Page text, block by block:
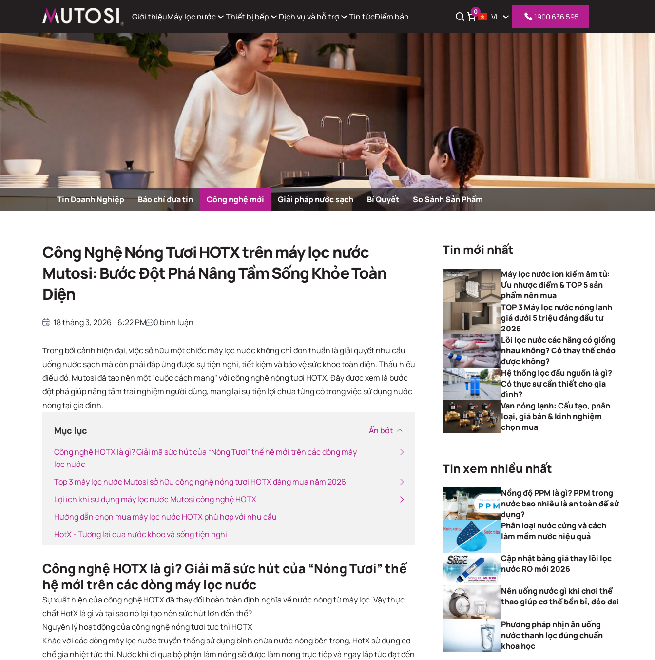
Giới thiệuMáy lọc nước Thiết bị bếp Dịch vụ và hỗ trợ Tin tứcĐiểm bán 0 VI 1900 636 595
Tin Doanh Nghiệp Báo chí đưa tin Công nghệ mới Giải pháp nước sạch Bí Quyết So Sánh Sản Phẩm
Công Nghệ Nóng Tươi HOTX trên máy lọc nước
Mutosi: Bước Đột Phá Nâng Tầm Sống Khỏe Toàn
Diện
18 tháng 3, 2026 6:22 PM 0 bình luận
Trong bối cảnh hiện đại, việc sở hữu một chiếc máy lọc nước không chỉ đơn thuần là giải quyết nhu cầu
uống nước sạch mà còn phải đáp ứng được sự tiện nghi, tiết kiệm và bảo vệ sức khỏe toàn diện. Thấu hiểu
điều đó, Mutosi đã tạo nên một "cuộc cách mạng" với công nghệ nóng tươi HOTX. Đây được xem là bước
đột phá giúp nâng tầm trải nghiệm người dùng, mang lại sự tiện lợi chưa từng có trong việc sử dụng nước
nóng tại gia đình.
Mục lục
Ẩn bớt
Công nghệ HOTX là gì? Giải mã sức hút của “Nóng Tươi” thế hệ mới trên các dòng máy
lọc nước
Top 3 máy lọc nước Mutosi sở hữu công nghệ nóng tươi HOTX đáng mua năm 2026
Lợi ích khi sử dụng máy lọc nước Mutosi công nghệ HOTX
Hướng dẫn chọn mua máy lọc nước HOTX phù hợp với nhu cầu
HotX - Tương lai của nước khỏe và sống tiện nghi
Công nghệ HOTX là gì? Giải mã sức hút của “Nóng Tươi” thế
hệ mới trên các dòng máy lọc nước
Sự xuất hiện của công nghệ HOTX đã thay đổi hoàn toàn định nghĩa về nước nóng từ máy lọc. Vậy thực
chất HotX là gì và tại sao nó lại tạo nên sức hút lớn đến thế?
Nguyên lý hoạt động của công nghệ nóng tươi tức thì HOTX
Khác với các dòng máy lọc nước truyền thống sử dụng bình chứa nước nóng bên trong, HotX sử dụng cơ
chế gia nhiệt tức thì. Nước khi đi qua bộ phận làm nóng sẽ được làm nóng trực tiếp và ngay lập tức đạt đến
Tin mới nhất
Máy lọc nước ion kiềm âm tủ:
Ưu nhược điểm & TOP 5 sản
phẩm nên mua
TOP 3 Máy lọc nước nóng lạnh
giá dưới 5 triệu đáng đầu tư
2026
Lõi lọc nước các hãng có giống
nhau không? Có thay thế chéo
được không?
Hệ thống lọc đầu nguồn là gì?
Có thực sự cần thiết cho gia
đình?
Van nóng lạnh: Cấu tạo, phân
loại, giá bán & kinh nghiệm
chọn mua
Tin xem nhiều nhất
Nồng độ PPM là gì? PPM trong
nước bao nhiêu là an toàn để sử
dụng?
Phân loại nước cứng và cách
làm mềm nước hiệu quả
Cập nhật bảng giá thay lõi lọc
nước RO mới 2026
Nên uống nước gì khi chơi thể
thao giúp cơ thể bền bỉ, dẻo dai
Phương pháp nhịn ăn uống
nước thanh lọc đúng chuẩn
khoa học